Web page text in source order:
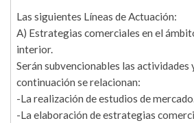
Las siguientes Líneas de Actuación:
A) Estrategias comerciales en el
interior.
Serán subvencionables las actividades
continuación se relacionan:
-La realización de estudios de
-La elaboración de estrategias